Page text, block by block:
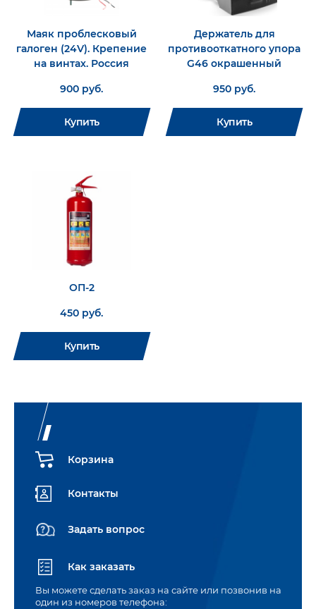
Маяк проблесковый
галоген (24V). Крепение
на винтах. Россия
900 руб.
Купить
Держатель для
противооткатного упора
G46 окрашенный
950 руб.
Купить
ОП-2
450 руб.
Купить
Корзина
Контакты
Задать вопрос
Как заказать
Вы можете сделать заказ на сайте или позвонив на
один из номеров телефона: